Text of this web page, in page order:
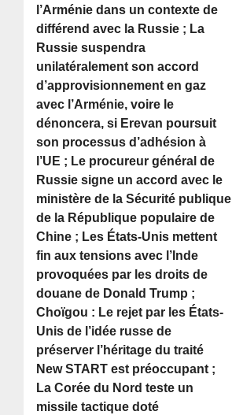
l’Arménie dans un contexte de
différend avec la Russie ; La
Russie suspendra
unilatéralement son accord
d’approvisionnement en gaz
avec l’Arménie, voire le
dénoncera, si Erevan poursuit
son processus d’adhésion à
l’UE ; Le procureur général de
Russie signe un accord avec le
ministère de la Sécurité publique
de la République populaire de
Chine ; Les États-Unis mettent
fin aux tensions avec l’Inde
provoquées par les droits de
douane de Donald Trump ;
Choïgou : Le rejet par les États-
Unis de l’idée russe de
préserver l’héritage du traité
New START est préoccupant ;
La Corée du Nord teste un
missile tactique doté